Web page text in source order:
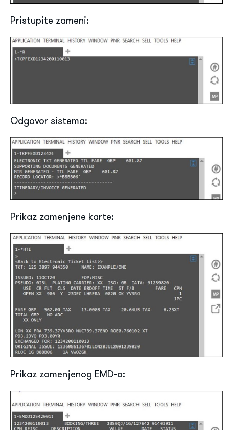
Pristupite zameni:
Odgovor sistema:
Prikaz zamenjene karte:
Prikaz zamenjenog EMD-a: